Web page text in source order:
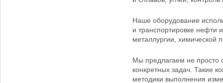
Наше оборудование
и транспортировке нефти
металлургии, химической
Мы предлагаем не просто
конкретных задач. Такие
методики выполнения